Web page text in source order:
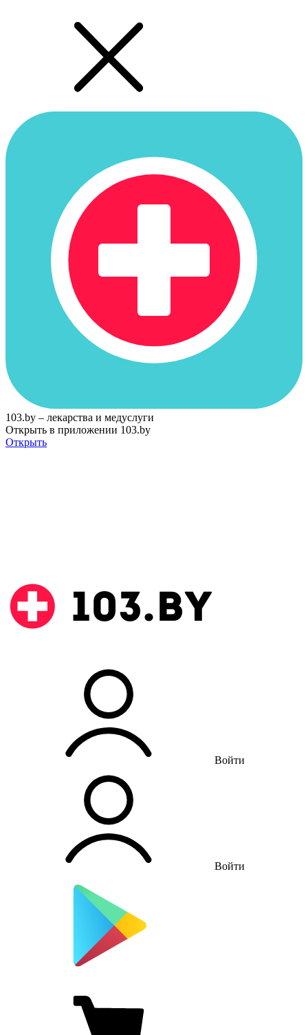
103.by – лекарства и медуслуги
Открыть в приложении 103.by
Открыть
Войти
Войти